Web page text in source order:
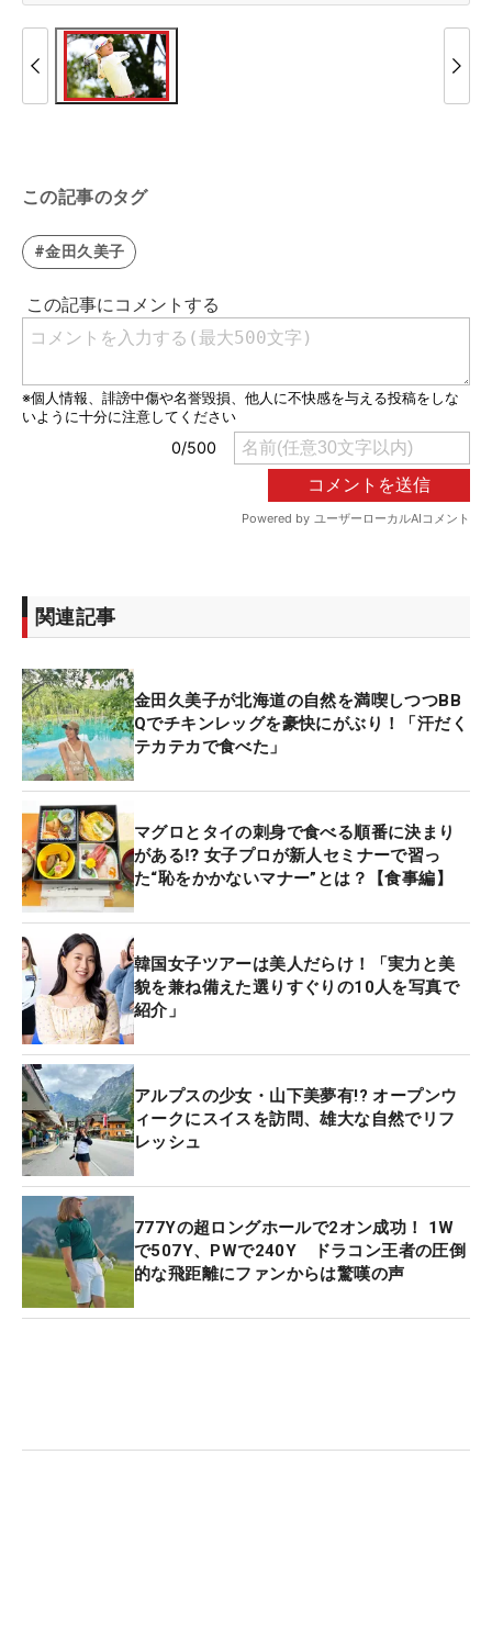
この記事のタグ
#金田久美子
関連記事
金田久美子が北海道の自然を満喫しつつBB
Qでチキンレッグを豪快にがぶり！「汗だく
テカテカで食べた」
マグロとタイの刺身で食べる順番に決まり
がある⁉ 女子プロが新人セミナーで習っ
た“恥をかかないマナー”とは？【食事編】
韓国女子ツアーは美人だらけ！「実力と美
貌を兼ね備えた選りすぐりの10人を写真で
紹介」
アルプスの少女・山下美夢有!? オープンウ
ィークにスイスを訪問、雄大な自然でリフ
レッシュ
777Yの超ロングホールで2オン成功！ 1W
で507Y、PWで240Y ドラコン王者の圧倒
的な飛距離にファンからは驚嘆の声